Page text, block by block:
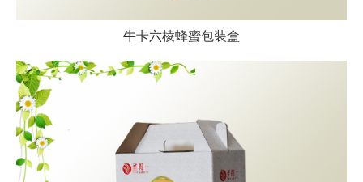
牛卡六棱蜂蜜包装盒